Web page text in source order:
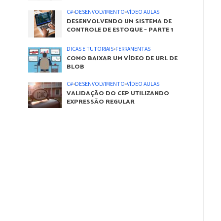
C#•DESENVOLVIMENTO•VÍDEO AULAS
DESENVOLVENDO UM SISTEMA DE
CONTROLE DE ESTOQUE – PARTE 1
DICAS E TUTORIAIS•FERRAMENTAS
COMO BAIXAR UM VÍDEO DE URL DE
BLOB
C#•DESENVOLVIMENTO•VÍDEO AULAS
VALIDAÇÃO DO CEP UTILIZANDO
EXPRESSÃO REGULAR